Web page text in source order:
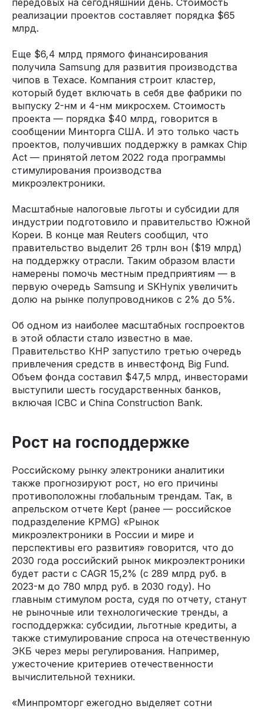
передовых на сегодняшний день. Стоимость
реализации проектов составляет порядка $65
млрд.
Еще $6,4 млрд прямого финансирования
получила Samsung для развития производства
чипов в Техасе. Компания строит кластер,
который будет включать в себя две фабрики по
выпуску 2-нм и 4-нм микросхем. Стоимость
проекта — порядка $40 млрд, говорится в
сообщении Минторга США. И это только часть
проектов, получивших поддержку в рамках Chip
Act — принятой летом 2022 года программы
стимулирования производства
микроэлектроники.
Масштабные налоговые льготы и субсидии для
индустрии подготовило и правительство Южной
Кореи. В конце мая Reuters сообщил, что
правительство выделит 26 трлн вон ($19 млрд)
на поддержку отрасли. Таким образом власти
намерены помочь местным предприятиям — в
первую очередь Samsung и SKHynix увеличить
долю на рынке полупроводников с 2% до 5%.
Об одном из наиболее масштабных госпроектов
в этой области стало известно в мае.
Правительство КНР запустило третью очередь
привлечения средств в инвестфонд Big Fund.
Объем фонда составил $47,5 млрд, инвесторами
выступили шесть государственных банков,
включая ICBC и China Construction Bank.
Рост на господдержке
Российскому рынку электроники аналитики
также прогнозируют рост, но его причины
противоположны глобальным трендам. Так, в
апрельском отчете Kept (ранее — российское
подразделение KPMG) «Рынок
микроэлектроники в России и мире и
перспективы его развития» говорится, что до
2030 года российский рынок микроэлектроники
будет расти с CAGR 15,2% (с 289 млрд руб. в
2023-м до 780 млрд руб. в 2030 году). Но
главным стимулом роста, судя по отчету, станут
не рыночные или технологические тренды, а
господдержка: субсидии, льготные кредиты, а
также стимулирование спроса на отечественную
ЭКБ через меры регулирования. Например,
ужесточение критериев отечественности
вычислительной техники.
«Минпромторг ежегодно выделяет сотни